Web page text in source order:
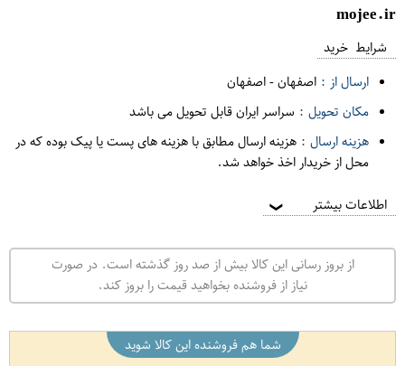
mojee.ir
شرایط خرید
ارسال از : اصفهان-اصفهان
مکان تحویل : سراسر ایران قابل تحویل می باشد
هزینه ارسال : هزینه ارسال مطابق با هزینه های پست یا پیک بوده که در
محل از خریدار اخذ خواهد شد.
اطلاعات بیشتر ❯
از بروز رسانی این کالا بیش از صد روز گذشته است. در صورت
نیاز از فروشنده بخواهید قیمت را بروز کند.
شما هم فروشنده این کالا شوید